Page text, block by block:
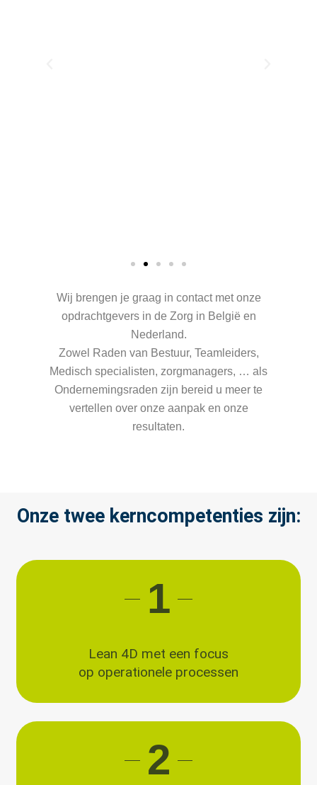
Wij brengen je graag in contact met onze
opdrachtgevers in de Zorg in België en
Nederland.
Zowel Raden van Bestuur, Teamleiders,
Medisch specialisten, zorgmanagers, … als
Ondernemingsraden zijn bereid u meer te
vertellen over onze aanpak en onze
resultaten.
Onze twee kerncompetenties zijn:
1
Lean 4D met een focus
op operationele processen
2